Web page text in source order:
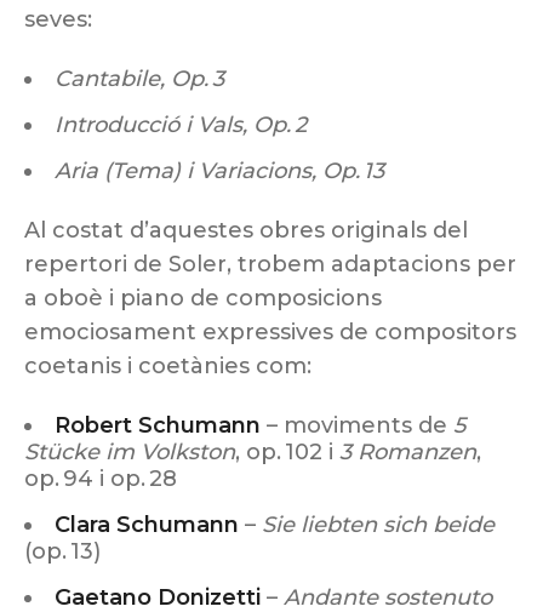
seves:
Cantabile, Op. 3
Introducció i Vals, Op. 2
Aria (Tema) i Variacions, Op. 13
Al costat d’aquestes obres originals del
repertori de Soler, trobem adaptacions per
a oboè i piano de composicions
emociosament expressives de compositors
coetanis i coetànies com:
Robert Schumann – moviments de 5
Stücke im Volkston, op. 102 i 3 Romanzen,
op. 94 i op. 28
Clara Schumann – Sie liebten sich beide
(op. 13)
Gaetano Donizetti – Andante sostenuto